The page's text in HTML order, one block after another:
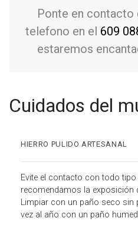
Ponte en
telefono en el 609
estaremos
Cuidados del
HIERRO PULIDO ARTESANAL
Evite el contacto con todo tipo
recomendamos la exposición
Limpiar con un paño seco
vez al año con un paño